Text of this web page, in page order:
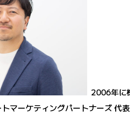
2006年に
マーケティングパートナーズ 代